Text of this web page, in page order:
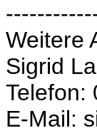
Weitere
Sigrid
Telefon:
E-Mail: